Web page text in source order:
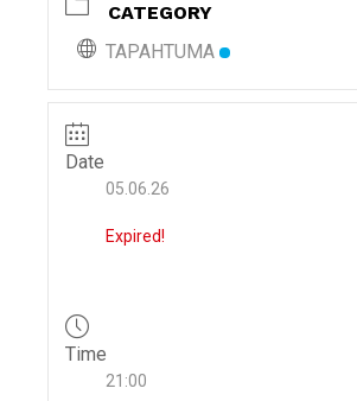
CATEGORY
TAPAHTUMA
Date
05.06.26
Expired!
Time
21:00